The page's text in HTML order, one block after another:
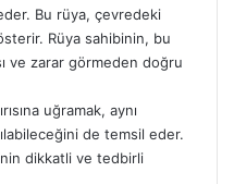
Bu rüya, çevredeki
Rüya sahibinin, bu
ve zarar görmeden doğru
uğramak, aynı
de temsil eder.
dikkatli ve tedbirli